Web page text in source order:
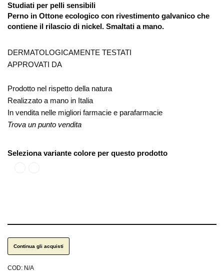
Studiati per pelli sensibili
Perno in Ottone ecologico con rivestimento galvanico che
contiene il rilascio di nickel. Smaltati a mano.
DERMATOLOGICAMENTE TESTATI
APPROVATI DA
Prodotto nel rispetto della natura
Realizzato a mano in Italia
In vendita nelle migliori farmacie e parafarmacie
Trova un punto vendita
Seleziona variante colore per questo prodotto
Nero smaltato
Rosso smaltato
Continua gli acquisti
COD: N/A